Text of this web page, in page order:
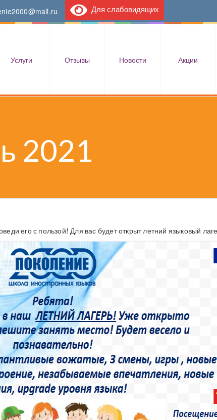
Для слабовидящих
Услуги Отзывы Новости Акции
2021
его с пользой! Для вас будет открыт летний языковый